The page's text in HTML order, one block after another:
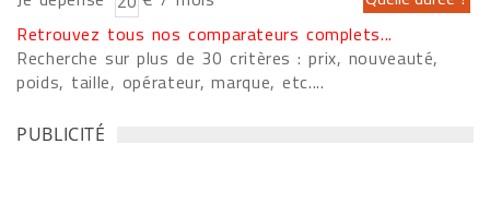
Retrouvez tous nos comparateurs complets...
Recherche sur plus de 30 critères : prix, nouveauté,
poids, taille, opérateur, marque, etc....
PUBLICITÉ